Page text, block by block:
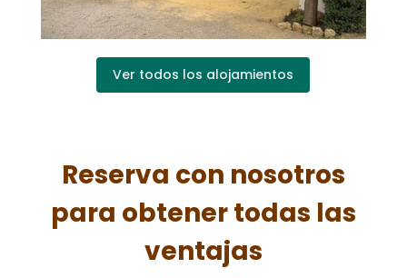
Ver todos los alojamientos
Reserva con nosotros
para obtener todas las
ventajas